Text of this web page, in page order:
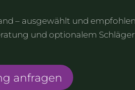
– ausgewählt und
und optionalem
anfragen